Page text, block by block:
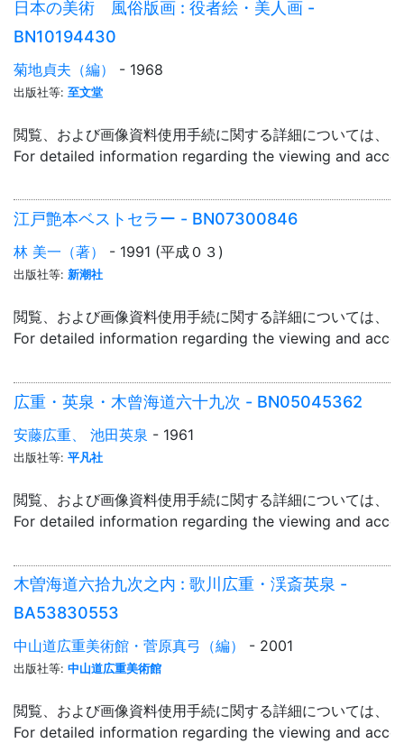
日本の美術 風俗版画 : 役者絵・美人画 -
BN10194430
菊地貞夫（編） - 1968
出版社等: 至文堂
閲覧、および画像資料使用手続に関する詳細については、「
For detailed information regarding the viewing and
江戸艶本ベストセラー - BN07300846
林 美一（著） - 1991 (平成０３)
出版社等: 新潮社
閲覧、および画像資料使用手続に関する詳細については、「
For detailed information regarding the viewing and
広重・英泉・木曾海道六十九次 - BN05045362
安藤広重、 池田英泉 - 1961
出版社等: 平凡社
閲覧、および画像資料使用手続に関する詳細については、「
For detailed information regarding the viewing and
木曽海道六拾九次之内 : 歌川広重・渓斎英泉 -
BA53830553
中山道広重美術館・菅原真弓（編） - 2001
出版社等: 中山道広重美術館
閲覧、および画像資料使用手続に関する詳細については、「
For detailed information regarding the viewing and